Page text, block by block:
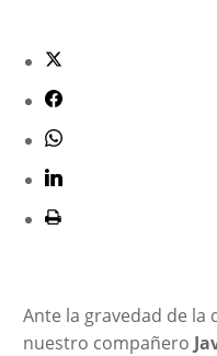
Ante la gravedad de la
nuestro compañero